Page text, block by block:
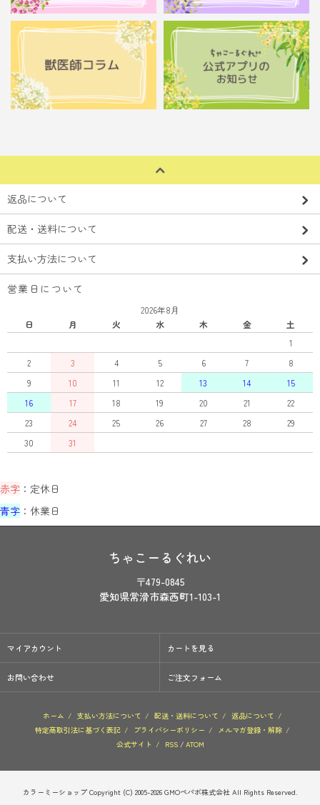
返品について
配送・送料について
支払い方法について
営業日について
2026年8月
日
月 火 水 木 金
土
1
2
3 4 5 6 7
8
9
10 11 12 13 14
15
16
17 18 19 20 21
22
23
24 25 26 27 28
29
30
31
赤字 ：定休日
青字 ：休業日
ちゃこーるぐれい
〒479-0845
愛知県常滑市森西町1-103-1
マイアカウント カートを見る
お問い合わせ ご注文フォーム
ホーム / 支払い方法について / 配送・送料について / 返品について /
特定商取引法に基づく表記 / プライバシーポリシー / メルマガ登録・解除 /
公式サイト / RSS/ ATOM
カラーミーショップCopyright (C) 2005-2026 GMOペパボ株式会社All Rights Reserved.